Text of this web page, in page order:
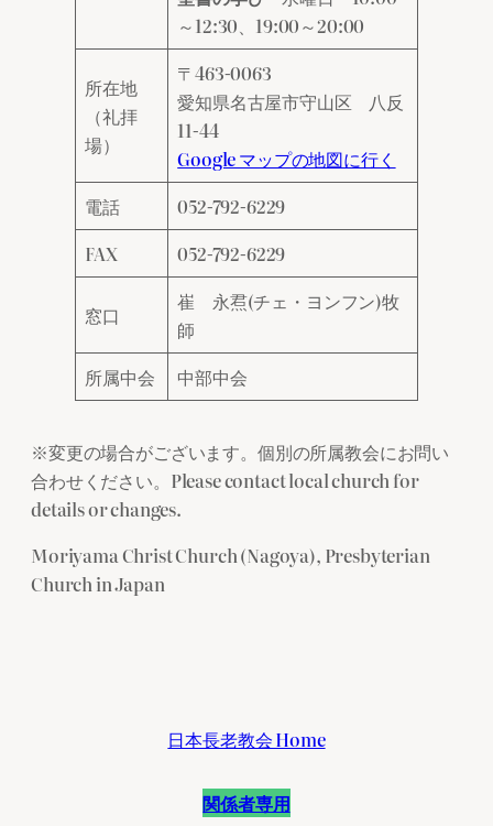
～12:30、19:00～20:00
所在地
（礼拝
場）
〒463‐0063
愛知県名古屋市守山区 八反
11‐44
Google マップの地図に行く
電話
052-792-6229
FAX
052-792-6229
窓口
崔 永焄(チェ・ヨンフン)牧
師
所属中会
中部中会
※変更の場合がございます。個別の所属教会にお問い
合わせください。Please contact local church for
details or changes.
Moriyama Christ Church (Nagoya), Presbyterian
Church in Japan
日本長老教会 Home
関係者専用